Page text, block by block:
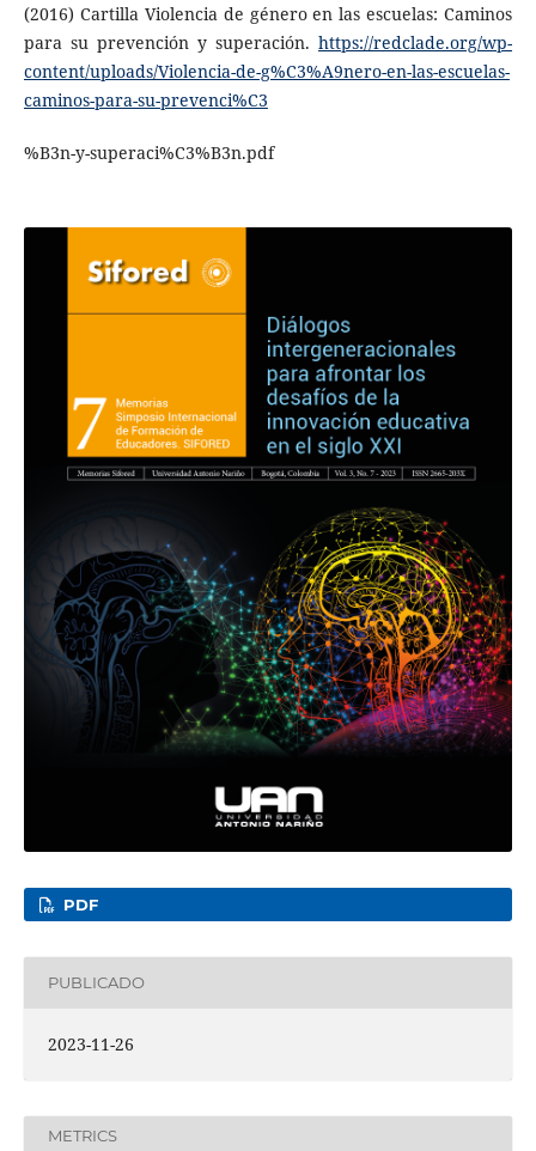
(2016) Cartilla Violencia de género en las escuelas: Caminos
para su prevención y superación.https://redclade.org/wp-
content/uploads/Violencia-de-g%C3%A9nero-en-las-escuelas-
caminos-para-su-prevenci%C3
%B3n-y-superaci%C3%B3n.pdf
PDF
PUBLICADO
2023-11-26
METRICS